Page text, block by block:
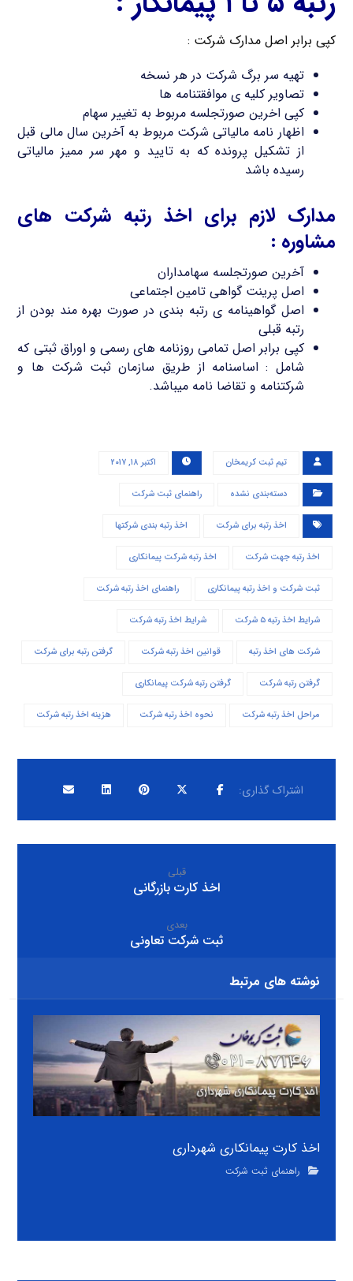
کپی برابر اصل مدارک شرکت :
تهیه سر برگ شرکت در هر نسخه
تصاویر کلیه ی موافقتنامه ها
کپی اخرین صورتجلسه مربوط به تغییر سهام
اظهار نامه مالیاتی شرکت مربوط به آخرین سال مالی قبل
از تشکیل پرونده که به تایید و مهر سر ممیز مالیاتی
رسیده باشد
مدارک لازم برای اخذ رتبه شرکت های
مشاوره :
آخرین صورتجلسه سهامداران
اصل پرینت گواهی تامین اجتماعی
اصل گواهینامه ی رتبه بندی در صورت بهره مند بودن از
رتبه قبلی
کپی برابر اصل تمامی روزنامه های رسمی و اوراق ثبتی که
شامل : اساسنامه از طریق سازمان ثبت شرکت ها و
شرکتنامه و تقاضا نامه میباشد.
تیم ثبت کریمخان اکتبر ۱۸, ۲۰۱۷
دسته‌بندی نشده راهنمای ثبت شرکت
اخذ رتبه برای شرکت اخذ رتبه بندی شرکتها
اخذ رتبه جهت شرکت اخذ رتبه شرکت پیمانکاری
ثبت شرکت و اخذ رتبه پیمانکاری راهنمای اخذ رتبه شرکت
شرایط اخذ رتبه ۵ شرکت شرایط اخذ رتبه شرکت
شرکت های اخذ رتبه قوانین اخذ رتبه شرکت گرفتن رتبه برای شرکت
گرفتن رتبه شرکت گرفتن رتبه شرکت پیمانکاری
مراحل اخذ رتبه شرکت نحوه اخذ رتبه شرکت هزینه اخذ رتبه شرکت
قبلی
اخذ کارت بازرگانی
بعدی
ثبت شرکت تعاونی
نوشته های مرتبط
اخذ کارت پیمانکاری شهرداری
راهنمای ثبت شرکت